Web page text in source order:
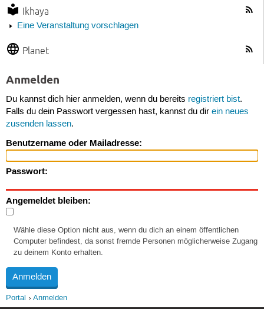
Ikhaya
Eine Veranstaltung vorschlagen
Planet
Anmelden
Du kannst dich hier anmelden, wenn du bereits registriert bist.
Falls du dein Passwort vergessen hast, kannst du dir ein neues
zusenden lassen.
Benutzername oder Mailadresse:
Passwort:
Angemeldet bleiben:
Wähle diese Option nicht aus, wenn du dich an einem öffentlichen
Computer befindest, da sonst fremde Personen möglicherweise Zugang
zu deinem Konto erhalten.
Portal Anmelden